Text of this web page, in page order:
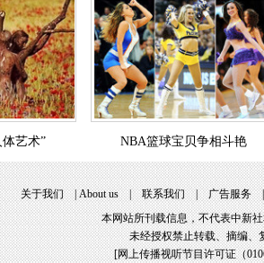
艺术” NBA篮球宝贝争相斗艳
关于我们|About us|联系我们|广告服务
本网站所刊载信息，不代表中新
未经授权禁止转载、摘编、
[网上传播视听节目许可证（